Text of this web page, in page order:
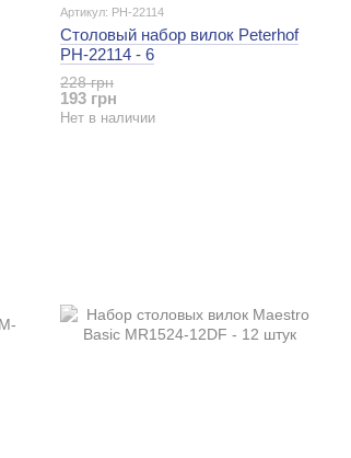
Артикул: PH-22114
Столовый набор вилок Peterhof
PH-22114 - 6
228 грн
193 грн
Нет в наличии